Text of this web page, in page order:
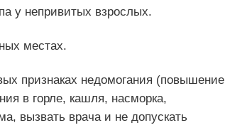
у непривитых взрослых.
местах.
признаках недомогания (повышение
в горле, кашля, насморка,
вызвать врача и не допускать